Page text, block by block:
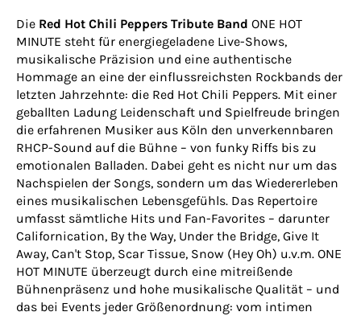
Die Red Hot Chili Peppers Tribute Band ONE HOT
MINUTE steht für energiegeladene Live-Shows,
musikalische Präzision und eine authentische
Hommage an eine der einflussreichsten Rockbands der
letzten Jahrzehnte: die Red Hot Chili Peppers. Mit einer
geballten Ladung Leidenschaft und Spielfreude bringen
die erfahrenen Musiker aus Köln den unverkennbaren
RHCP-Sound auf die Bühne – von funky Riffs bis zu
emotionalen Balladen. Dabei geht es nicht nur um das
Nachspielen der Songs, sondern um das Wiedererleben
eines musikalischen Lebensgefühls. Das Repertoire
umfasst sämtliche Hits und Fan-Favorites – darunter
Californication, By the Way, Under the Bridge, Give It
Away, Can't Stop, Scar Tissue, Snow (Hey Oh) u.v.m. ONE
HOT MINUTE überzeugt durch eine mitreißende
Bühnenpräsenz und hohe musikalische Qualität – und
das bei Events jeder Größenordnung: vom intimen